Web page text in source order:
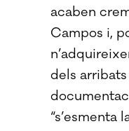
acaben
Campos i,
dels arribats
“s’esmenta